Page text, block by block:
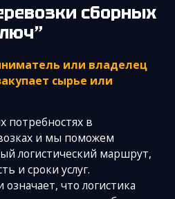
или владелец
сырье или
потребностях в
и мы поможем
логистический маршрут,
и сроки услуг.
что логистика